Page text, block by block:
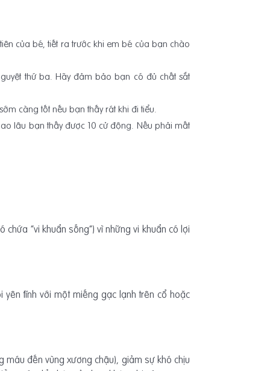
của bé, tiết ra trước khi em bé của bạn chào
thứ ba. Hãy đảm bảo bạn có đủ chất sắt
càng tốt nếu bạn thấy rát khi đi tiểu.
lâu bạn thấy được 10 cử động. Nếu phải mất
“vi khuẩn sống”) vì những vi khuẩn có lợi
tĩnh với một miếng gạc lạnh trên cổ hoặc
đến vùng xương chậu), giảm sự khó chịu